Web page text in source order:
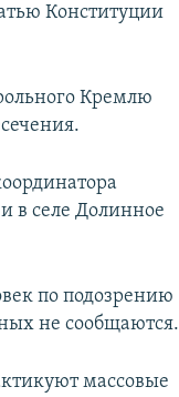
Конституции
Кремлю
и в селе Долинное
по подозрению
не сообщаются.
массовые